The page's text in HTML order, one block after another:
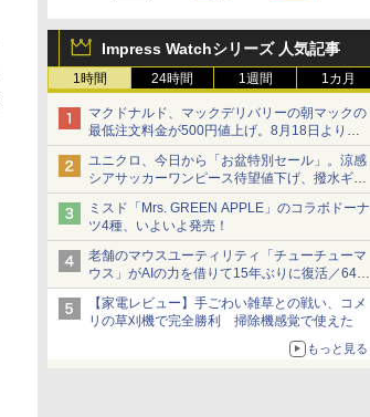
Impress Watchシリーズ 人気記事
1時間 24時間 1週間 1カ月
マクドナルド、マックデリバリーの朝マックの
最低注文料金が500円値上げ。8月18日より
1,500円から受付
ユニクロ、今日から「お盆特別セール」。涼感
シアサッカーワンピース待望値下げ、撥水ギア
ショーツは1990円に
ミスド「Mrs. GREEN APPLE」のコラボドーナ
ツ4種、いよいよ発売！
老舗のマウスユーティリティ「チューチューマ
ウス」がAIの力を借りて15年ぶりに復活／64bit
化、Windows 10/11、「Chrome」も走り回
る。復活記念で2026年末まで500円
【家電レビュー】手ごわい雑草との戦い、コメ
リの草刈機で完全勝利 掃除機感覚で使えた
もっと見る